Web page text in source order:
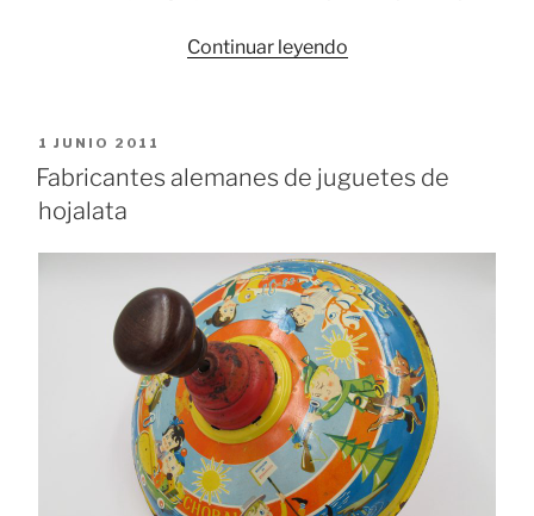
Continuar leyendo«Symphonion
del
PUBLICADO
EL
1 JUNIO 2011
Fabricantes alemanes de juguetes de
hojalata